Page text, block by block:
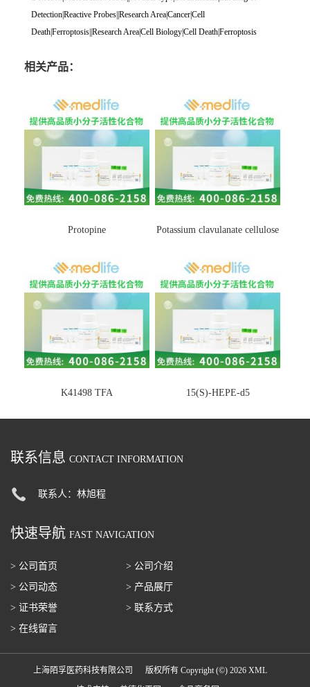
Detection|Reactive Probes||Research Area|Cancer|Cell
Death|Ferroptosis||Research Area|Cell Biology|Cell Death|Ferroptosis
相关产品：
Protopine Potassium clavulanate cellulose
K41498 TFA 15(S)-HEPE-d5
联系信息 CONTACT INFORMATION
联系人：林旭程
快速导航 FAST NAVIGATION
> 公司首页
> 公司介绍
> 公司动态
> 产品展厅
> 证书荣誉
> 联系方式
> 在线留言
上海陌孚医药科技有限公司 版权所有 Copyright (©) 2026 XML